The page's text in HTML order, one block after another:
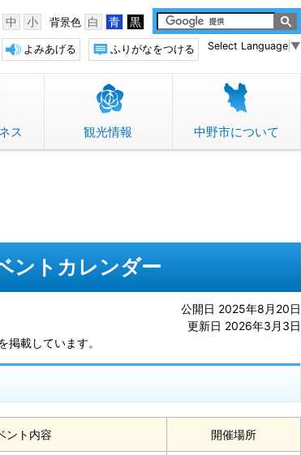
背景色 白 青 黒
中 小
Select Language ▼
ふりがなをつける
よみあげる
ス 観光情報 中野市について
ントカレンダー
公開日 2025年8月20日
更新日 2026年3月3日
載しています。
ント内容 開催場所